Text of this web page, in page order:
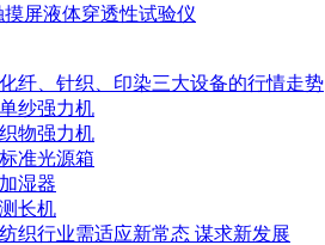
屏液体穿透性试验仪
纤、针织、印染三大设备的行情走势
纱强力机
物强力机
准光源箱
湿器
长机
织行业需适应新常态 谋求新发展